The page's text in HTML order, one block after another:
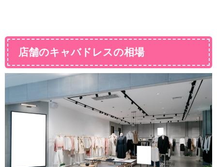
店舗のキャバドレスの相場